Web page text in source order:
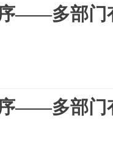
——多部门
——多部门